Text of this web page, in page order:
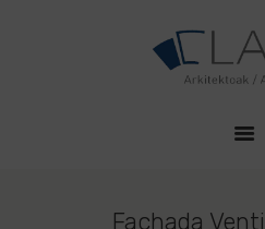
Fachada
CLAVE
Estudio de
QUIENES